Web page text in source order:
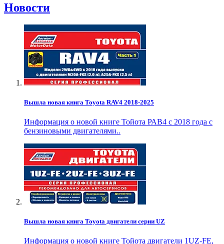
Новости
Вышла новая книга Toyota RAV4 2018-2025
Информация о новой книге Тойота РАВ4 с 2018 года с
бензиновыми двигателями..
Вышла новая книга Toyota двигатели серии UZ
Информация о новой книге Тойота двигатели 1UZ-FE,